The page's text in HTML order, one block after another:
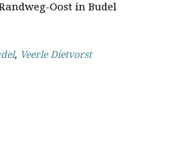
Oost in Budel
, Veerle Dietvorst